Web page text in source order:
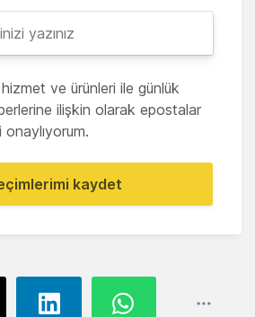
ve ürünleri ile günlük
ilişkin olarak epostalar
kaydet